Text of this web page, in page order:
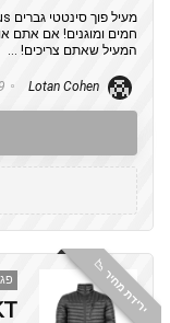
חמים ומוגנים! אם אתם
המעיל שאתם צריכים! ...
19
ירידת מחיר 📉